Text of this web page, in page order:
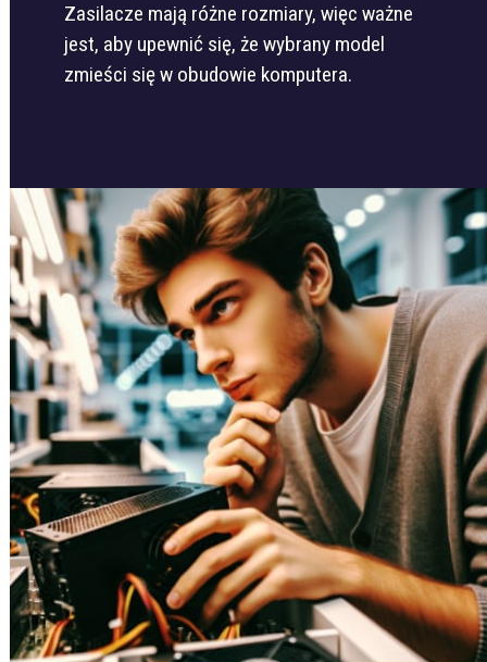
Zasilacze mają różne rozmiary, więc ważne
jest, aby upewnić się, że wybrany model
zmieści się w obudowie komputera.